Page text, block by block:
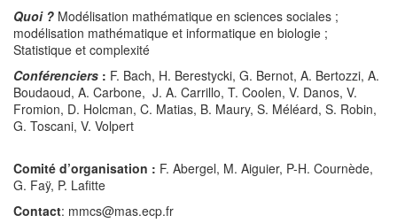
Quoi ? Modélisation mathématique en sciences sociales ;
modélisation mathématique et informatique en biologie ;
Statistique et complexité
Conférenciers : F. Bach, H. Berestycki, G. Bernot, A. Bertozzi, A.
Boudaoud, A. Carbone, J. A. Carrillo, T. Coolen, V. Danos, V.
Fromion, D. Holcman, C. Matias, B. Maury, S. Méléard, S. Robin,
G. Toscani, V. Volpert
Comité d’organisation : F. Abergel, M. Aiguier, P-H. Cournède,
G. Faÿ, P. Lafitte
Contact: mmcs@mas.ecp.fr